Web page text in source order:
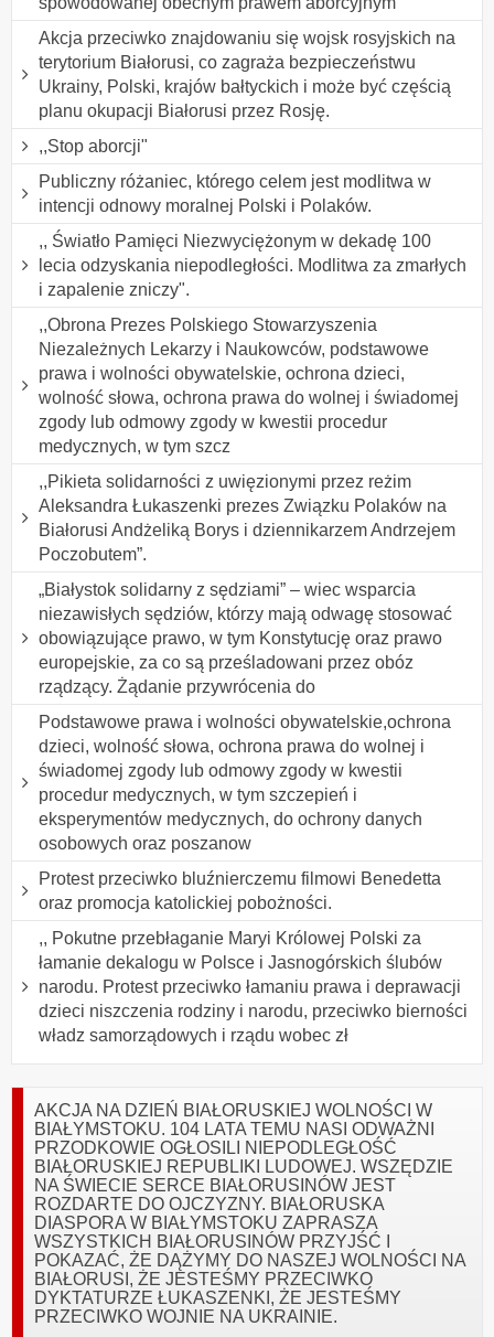
Akcja przeciwko znajdowaniu się wojsk rosyjskich na
terytorium Białorusi, co zagraża bezpieczeństwu
Ukrainy, Polski, krajów bałtyckich i może być częścią
planu okupacji Białorusi przez Rosję.
,,Stop aborcji"
Publiczny różaniec, którego celem jest modlitwa w
intencji odnowy moralnej Polski i Polaków.
,, Światło Pamięci Niezwyciężonym w dekadę 100
lecia odzyskania niepodległości. Modlitwa za zmarłych
i zapalenie zniczy".
,,Obrona Prezes Polskiego Stowarzyszenia
Niezależnych Lekarzy i Naukowców, podstawowe
prawa i wolności obywatelskie, ochrona dzieci,
wolność słowa, ochrona prawa do wolnej i świadomej
zgody lub odmowy zgody w kwestii procedur
medycznych, w tym szcz
,,Pikieta solidarności z uwięzionymi przez reżim
Aleksandra Łukaszenki prezes Związku Polaków na
Białorusi Andżeliką Borys i dziennikarzem Andrzejem
Poczobutem”.
„Białystok solidarny z sędziami” – wiec wsparcia
niezawisłych sędziów, którzy mają odwagę stosować
obowiązujące prawo, w tym Konstytucję oraz prawo
europejskie, za co są prześladowani przez obóz
rządzący. Żądanie przywrócenia do
Podstawowe prawa i wolności obywatelskie,ochrona
dzieci, wolność słowa, ochrona prawa do wolnej i
świadomej zgody lub odmowy zgody w kwestii
procedur medycznych, w tym szczepień i
eksperymentów medycznych, do ochrony danych
osobowych oraz poszanow
Protest przeciwko bluźnierczemu filmowi Benedetta
oraz promocja katolickiej pobożności.
,, Pokutne przebłaganie Maryi Królowej Polski za
łamanie dekalogu w Polsce i Jasnogórskich ślubów
narodu. Protest przeciwko łamaniu prawa i deprawacji
dzieci niszczenia rodziny i narodu, przeciwko bierności
władz samorządowych i rządu wobec zł
AKCJA NA DZIEŃ BIAŁORUSKIEJ WOLNOŚCI W
BIAŁYMSTOKU. 104 LATA TEMU NASI ODWAŻNI
PRZODKOWIE OGŁOSILI NIEPODLEGŁOŚĆ
BIAŁORUSKIEJ REPUBLIKI LUDOWEJ. WSZĘDZIE
NA ŚWIECIE SERCE BIAŁORUSINÓW JEST
ROZDARTE DO OJCZYZNY. BIAŁORUSKA
DIASPORA W BIAŁYMSTOKU ZAPRASZA
WSZYSTKICH BIAŁORUSINÓW PRZYJŚĆ I
POKAZAĆ, ŻE DĄŻYMY DO NASZEJ WOLNOŚCI NA
BIAŁORUSI, ŻE JESTEŚMY PRZECIWKO
DYKTATURZE ŁUKASZENKI, ŻE JESTEŚMY
PRZECIWKO WOJNIE NA UKRAINIE.